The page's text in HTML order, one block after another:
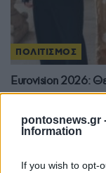
pontosnews.gr
Information
If you wish to opt-
ΠΟΛΙΤΙΣΜΟΣ
Eurovision 2026:
τελική πρόβα –
12/05/2026 - 2:37μμ